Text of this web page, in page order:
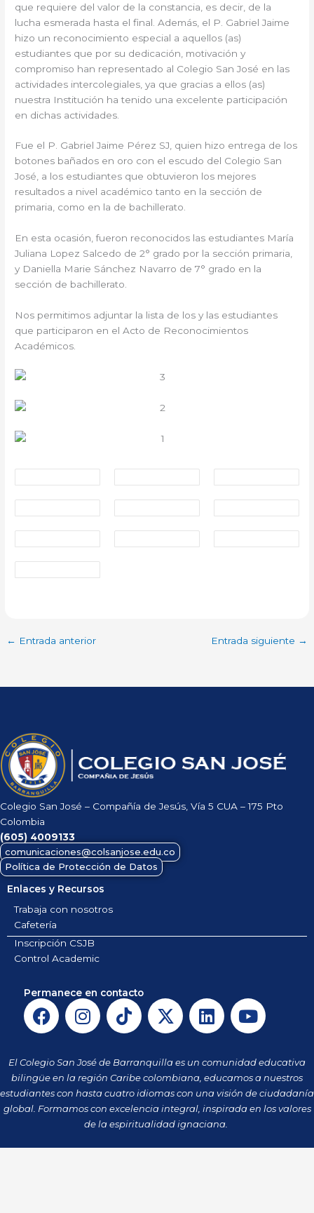
que requiere del valor de la constancia, es decir, de la
lucha esmerada hasta el final. Además, el P. Gabriel Jaime
hizo un reconocimiento especial a aquellos (as)
estudiantes que por su dedicación, motivación y
compromiso han representado al Colegio San José en las
actividades intercolegiales, ya que gracias a ellos (as)
nuestra Institución ha tenido una excelente participación
en dichas actividades.
Fue el P. Gabriel Jaime Pérez SJ, quien hizo entrega de los
botones bañados en oro con el escudo del Colegio San
José, a los estudiantes que obtuvieron los mejores
resultados a nivel académico tanto en la sección de
primaria, como en la de bachillerato.
En esta ocasión, fueron reconocidos las estudiantes María
Juliana Lopez Salcedo de 2° grado por la sección primaria,
y Daniella Marie Sánchez Navarro de 7° grado en la
sección de bachillerato.
Nos permitimos adjuntar la lista de los y las estudiantes
que participaron en el Acto de Reconocimientos
Académicos.
← Entrada anterior Entrada siguiente →
Colegio San José – Compañía de Jesús, Vía 5 CUA – 175 Pto
Colombia
(605) 4009133
comunicaciones@colsanjose.edu.co
Política de Protección de Datos
Enlaces y Recursos
Trabaja con nosotros
Cafetería
Inscripción CSJB
Control Academic
Permanece en contacto
F
a
e
b
o
o
I
n
t
a
g
r
a
m
T
i
t
o
k
X
-
w
i
t
t
e
r
L
i
k
e
d
i
n
Y
o
t
u
b
e
El Colegio San José de Barranquilla es un comunidad educativa
bilingüe en la región Caribe colombiana, educamos a nuestros
estudiantes con hasta cuatro idiomas con una visión de ciudadanía
global. Formamos con excelencia integral, inspirada en los valores
de la espiritualidad ignaciana.